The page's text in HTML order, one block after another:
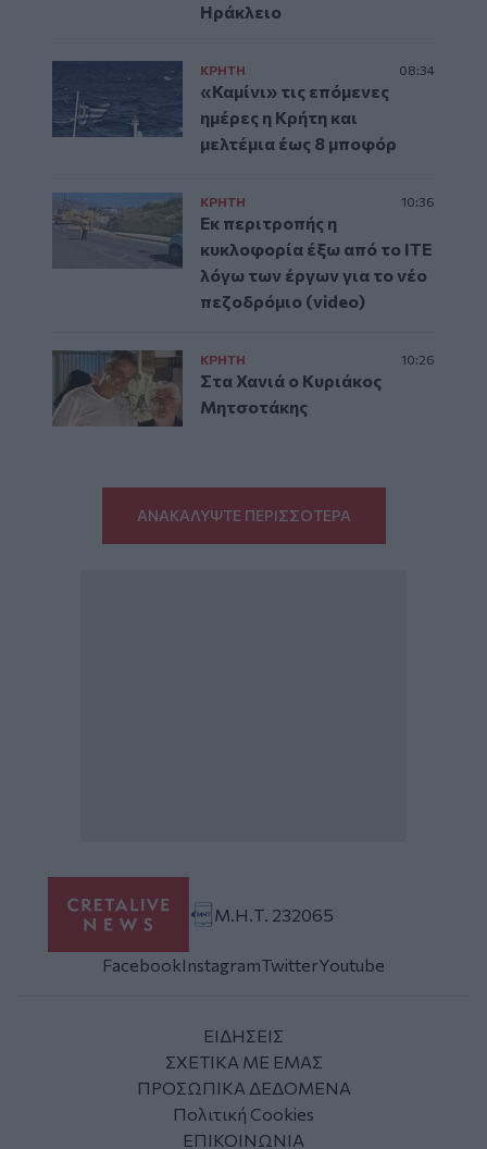
Ηράκλειο
ΚΡΗΤΗ 08:34
«Καμίνι» τις επόμενες
ημέρες η Κρήτη και
μελτέμια έως 8 μποφόρ
ΚΡΗΤΗ 10:36
Εκ περιτροπής η
κυκλοφορία έξω από το ΙΤΕ
λόγω των έργων για το νέο
πεζοδρόμιο (video)
ΚΡΗΤΗ 10:26
Στα Χανιά ο Κυριάκος
Μητσοτάκης
ΑΝΑΚΑΛΥΨΤΕ ΠΕΡΙΣΣΟΤΕΡΑ
Μ.Η.Τ. 232065
FacebookInstagramTwitterYoutube
ΕΙΔΗΣΕΙΣ
ΣΧΕΤΙΚΑ ΜΕ ΕΜΑΣ
ΠΡΟΣΩΠΙΚΑ ΔΕΔΟΜΕΝΑ
Πολιτική Cookies
ΕΠΙΚΟΙΝΩΝΙΑ